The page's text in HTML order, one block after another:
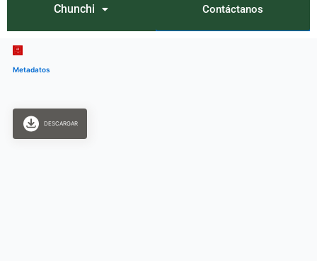
Chunchi Contáctanos
Metadatos
DESCARGAR